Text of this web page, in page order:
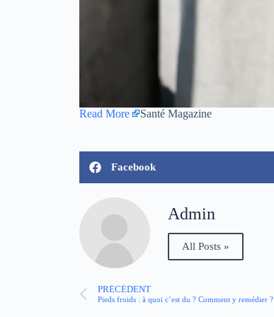
Read More Santé Magazine
Facebook
Admin
All Posts »
PRÉCÉDENT
Pieds froids : à quoi c’est du ? Comment y remédier ?